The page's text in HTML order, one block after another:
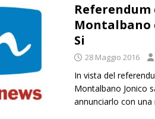
Si
28 Maggio 2016
In vista del
Montalbano Jonico
annunciarlo con